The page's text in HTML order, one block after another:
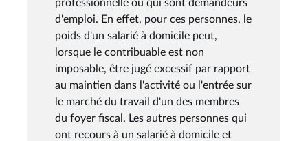
professionnelle ou qui sont demandeurs
d'emploi. En effet, pour ces personnes, le
poids d'un salarié à domicile peut,
lorsque le contribuable est non
imposable, être jugé excessif par rapport
au maintien dans l'activité ou l'entrée sur
le marché du travail d'un des membres
du foyer fiscal. Les autres personnes qui
ont recours à un salarié à domicile et